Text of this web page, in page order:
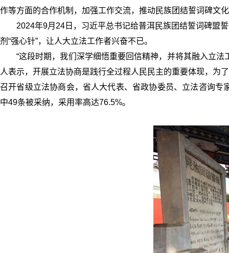
作等方面的合作机制，加强工作交流，推动民族团结誓词碑文
2024年9月24日，习近平总书记给普洱民族团结誓词碑盟
剂“强心针”，让人大立法工作者兴奋不已。
“这段时期，我们深学细悟重要回信精神，并将其融入立
人表示，开展立法协商是践行全过程人民民主的重要体现，为
召开省级立法协商会，省人大代表、省政协委员、立法咨询
中49条被采纳，采用率高达76.5%。